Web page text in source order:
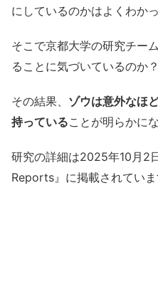
にしているのかはよくわか
そこで京都大学の研究チー
ることに気づいているのか
その結果、 ゾウは意外なほ
持っていることが明らかに
研究の詳細は2025年10月2
Reports』に掲載されていま